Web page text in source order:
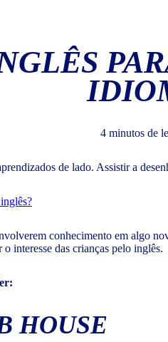
4 minutos de
de lado. Assistir a
conhecimento em algo
interesse das crianças pelo inglês.
HOUSE